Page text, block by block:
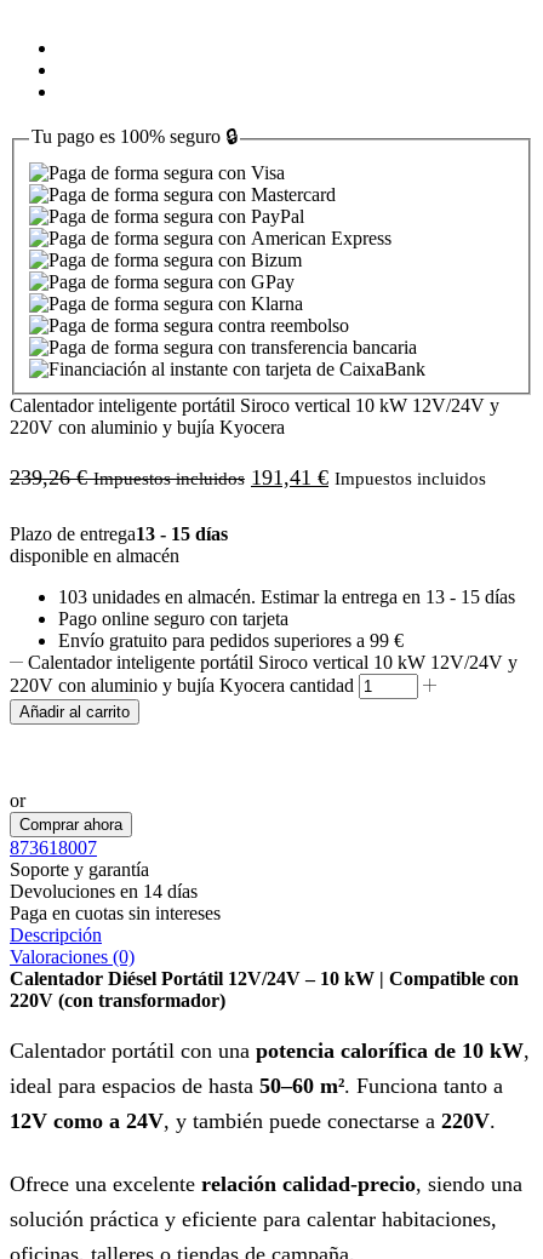
Tu pago es 100% seguro 🔒
Calentador inteligente portátil Siroco vertical 10 kW 12V/24V y
220V con aluminio y bujía Kyocera
239,26€ Impuestos incluidos 191,41 € Impuestos incluidos
Plazo de entrega13 - 15 días
disponible en almacén
103 unidades en almacén. Estimar la entrega en 13 - 15 días
Pago online seguro con tarjeta
Envío gratuito para pedidos superiores a 99 €
Calentador inteligente portátil Siroco vertical 10 kW 12V/24V y
220V con aluminio y bujía Kyocera cantidad
Añadir al carrito
or
Comprar ahora
873618007
Soporte y garantía
Devoluciones en 14 días
Paga en cuotas sin intereses
Descripción
Valoraciones (0)
Calentador Diésel Portátil 12V/24V – 10 kW | Compatible con
220V (con transformador)
Calentador portátil con una potencia calorífica de 10 kW,
ideal para espacios de hasta 50–60 m². Funciona tanto a
12V como a 24V, y también puede conectarse a 220V.
Ofrece una excelente relación calidad-precio, siendo una
solución práctica y eficiente para calentar habitaciones,